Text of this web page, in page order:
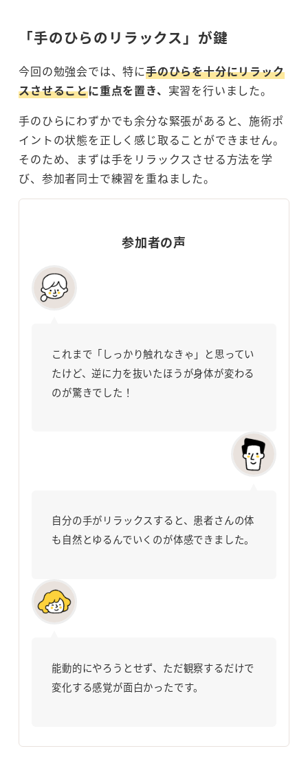
「手のひらのリラックス」が鍵
今回の勉強会では、特に手のひらを十分にリラック
スさせることに重点を置き、 実習を行いました。
手のひらにわずかでも余分な緊張があると、施術ポ
イントの状態を正しく感じ取ることができません。
そのため、まずは手をリラックスさせる方法を学
び、参加者同士で練習を重ねました。
参加者の声
これまで「しっかり触れなきゃ」と思ってい
たけど、逆に力を抜いたほうが身体が変わる
のが驚きでした！
自分の手がリラックスすると、患者さんの体
も自然とゆるんでいくのが体感できました。
能動的にやろうとせず、ただ観察するだけで
変化する感覚が面白かったです。